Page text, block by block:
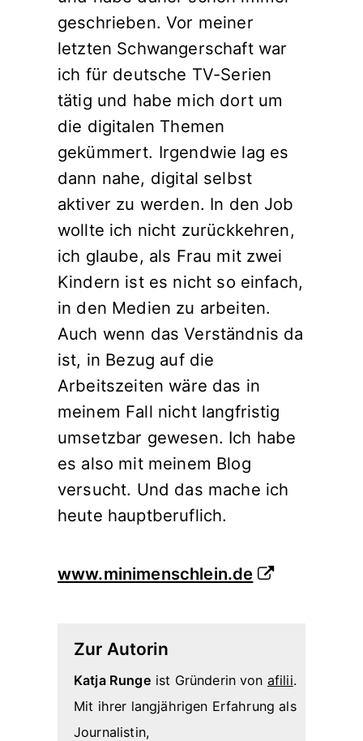
geschrieben. Vor meiner
letzten Schwangerschaft war
ich für deutsche TV-Serien
tätig und habe mich dort um
die digitalen Themen
gekümmert. Irgendwie lag es
dann nahe, digital selbst
aktiver zu werden. In den Job
wollte ich nicht zurückkehren,
ich glaube, als Frau mit zwei
Kindern ist es nicht so einfach,
in den Medien zu arbeiten.
Auch wenn das Verständnis da
ist, in Bezug auf die
Arbeitszeiten wäre das in
meinem Fall nicht langfristig
umsetzbar gewesen. Ich habe
es also mit meinem Blog
versucht. Und das mache ich
heute hauptberuflich.
www.minimenschlein.de
Zur Autorin
Katja Runge ist Gründerin von afilii.
Mit ihrer langjährigen Erfahrung als
Journalistin,